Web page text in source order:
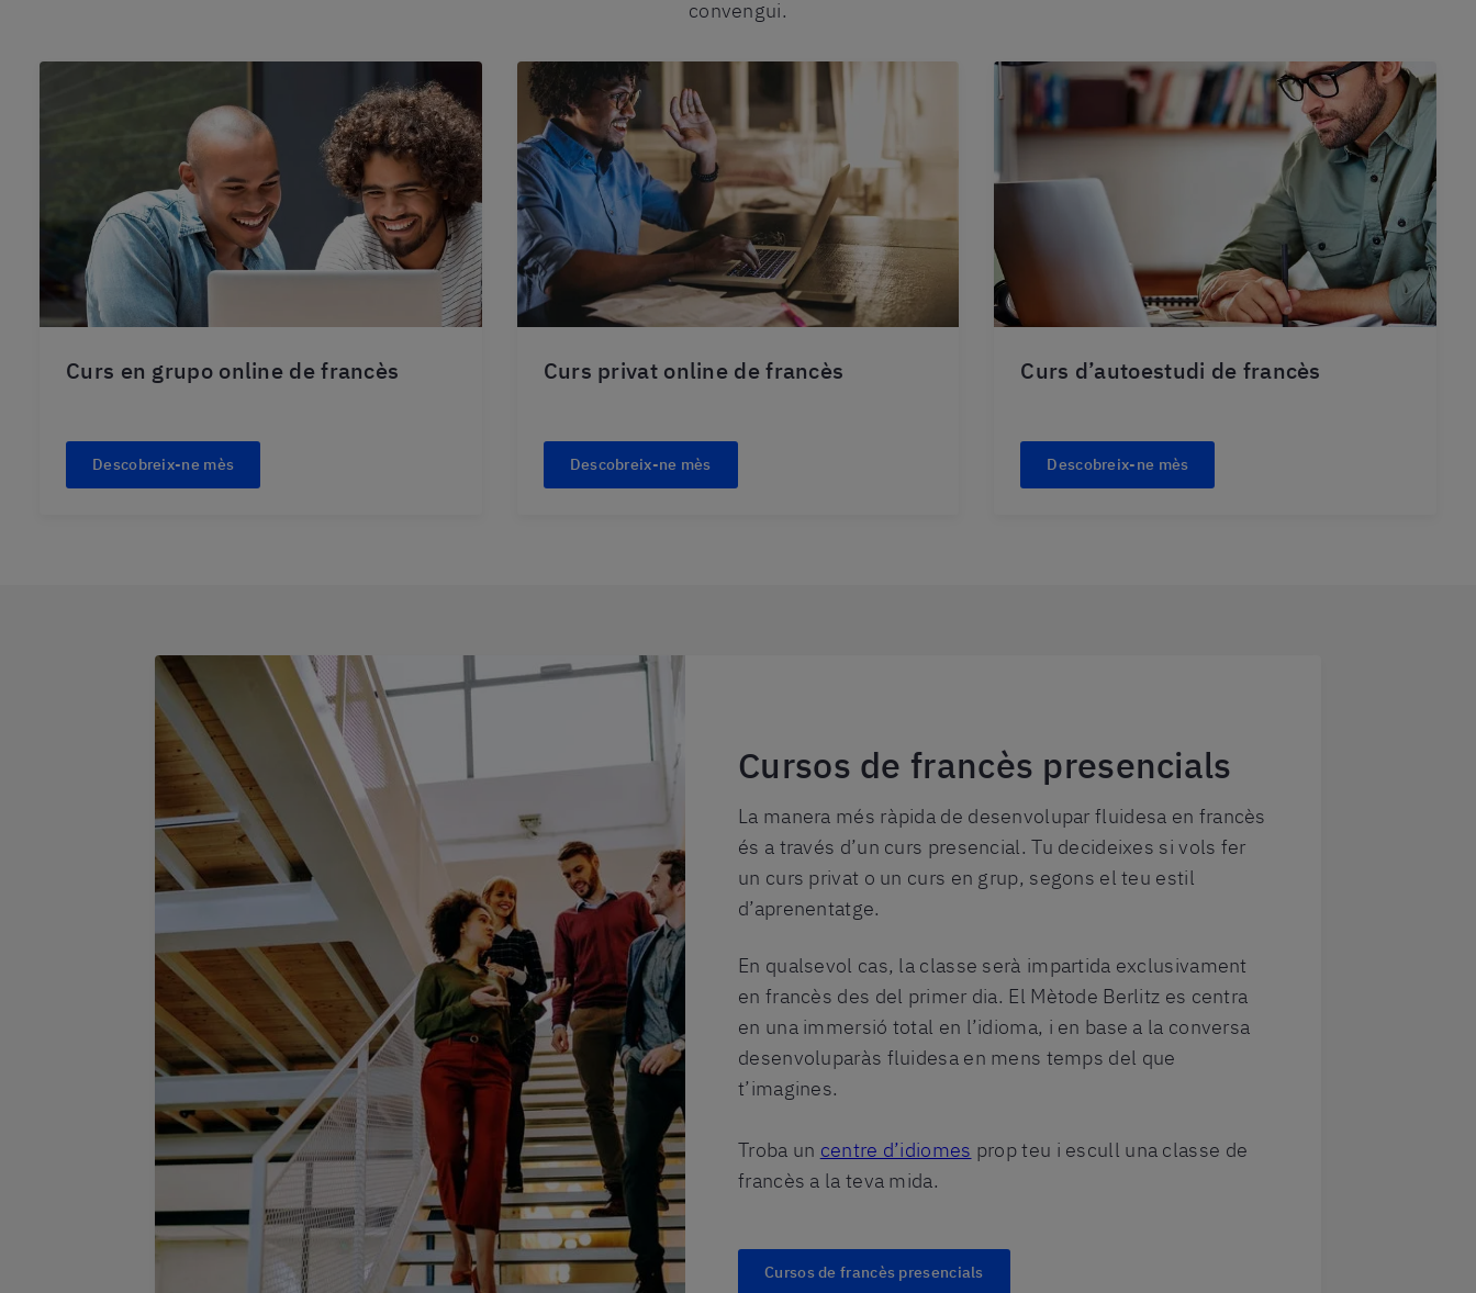
convengui.
Curs en grupo online de francès
Descobreix-ne mès
Curs privat online de francès
Descobreix-ne mès
Curs d’autoestudi de francès
Descobreix-ne mès
Cursos de francès presencials
La manera més ràpida de desenvolupar fluidesa en francès
és a través d’un curs presencial. Tu decideixes si vols fer
un curs privat o un curs en grup, segons el teu estil
d’aprenentatge.
En qualsevol cas, la classe serà impartida exclusivament
en francès des del primer dia. El Mètode Berlitz es centra
en una immersió total en l’idioma, i en base a la conversa
desenvoluparàs fluidesa en mens temps del que
t’imagines.
Troba un centre d’idiomes prop teu i escull una classe de
francès a la teva mida.
Cursos de francès presencials